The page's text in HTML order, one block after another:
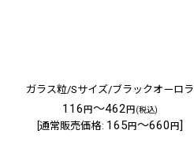
ガラス粒/Sサイズ/ブラックオーロラ
116円～462円(税込)
[通常販売価格: 165円～660円]